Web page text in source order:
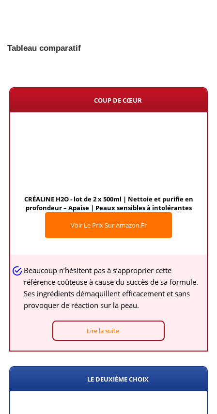
Tableau comparatif
COUP DE CŒUR
CRÉALINE H2O - lot de 2 x 500ml | Nettoie et purifie en
profondeur – Apaise | Peaux sensibles à intolérantes
Voir Le Prix Sur Amazon.fr
Beaucoup n’hésitent pas à s’approprier cette
référence coûteuse à cause du succès de sa formule.
Ses ingrédients démaquillent efficacement et sans
provoquer de réaction sur la peau.
Lire la suite
LE DEUXIÈME CHOIX